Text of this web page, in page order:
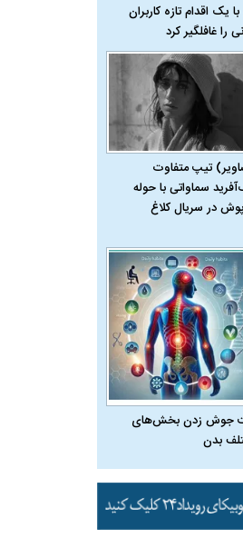
یک اقدام تازه کاربران
را غافلگیر کرد
تیپ متفاوت
سماواتی با حوله
در سریال کلاغ
جوش زدن بخش‌های
بدن
دوران قاجار چگونه
حکومت پهلوی
حمله به کویت با